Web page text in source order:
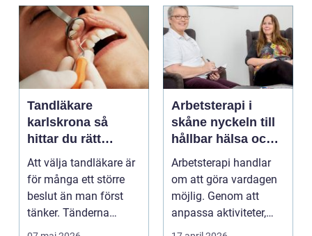
Tandläkare
karlskrona så
hittar du rätt
tandvård nära dig
Att välja tandläkare är
för många ett större
beslut än man först
tänker. Tänderna
påverkar hur vi må...
Arbetsterapi i
skåne nyckeln till
hållbar hälsa och
arbete
Arbetsterapi handlar
om att göra vardagen
möjlig. Genom att
anpassa aktiviteter,
miljö och hjälpmede...